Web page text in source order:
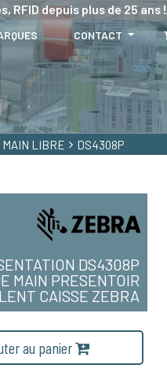
depuis plus de 25 ans !
CONTACT
LIBRE DS4308P
DS4308P
MAIN PRESENTOIR
CAISSE ZEBRA
au panier